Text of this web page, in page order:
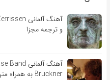
و ترجمه مجزا
Bruckner به همراه متن و ترجمه مجزا